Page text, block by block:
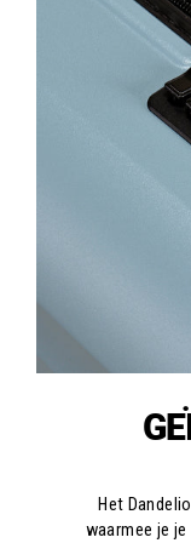
Het
waarmee je